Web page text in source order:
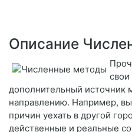
Описание
свои
дополнительный источник
направлению. Например,
причин уехать в другой
действенные и реальные